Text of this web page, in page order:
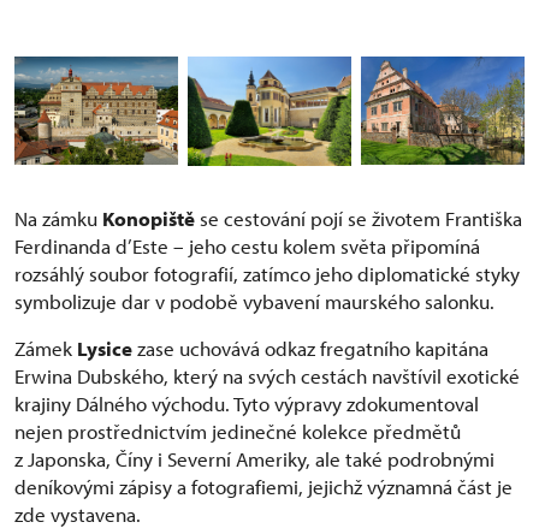
Na zámku Konopiště se cestování pojí se životem Františka
Ferdinanda d’Este – jeho cestu kolem světa připomíná
rozsáhlý soubor fotografií, zatímco jeho diplomatické styky
symbolizuje dar v podobě vybavení maurského salonku.
Zámek Lysicezase uchovává odkaz fregatního kapitána
Erwina Dubského, který na svých cestách navštívil exotické
krajiny Dálného východu. Tyto výpravy zdokumentoval
nejen prostřednictvím jedinečné kolekce předmětů
z Japonska, Číny i Severní Ameriky, ale také podrobnými
deníkovými zápisy a fotografiemi, jejichž významná část je
zde vystavena.